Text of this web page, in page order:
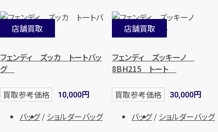
店舗買取
フェンディ ズッカ トートバッ
グ
買取参考価格 10,000円
バッグ
ショルダーバッグ
店舗買取
フェンディ ズッキーノ
8BH215 トート
買取参考価格 30,000円
バッグ
ショルダーバッグ